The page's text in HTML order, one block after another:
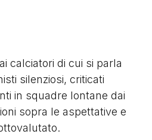
calciatori di cui si parla
silenziosi, criticati
in squadre lontane dai
sopra le aspettative e